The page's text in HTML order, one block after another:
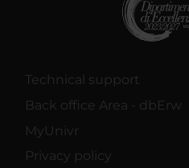
Technical support
Back office Area - dbErw
MyUnivr
Privacy policy